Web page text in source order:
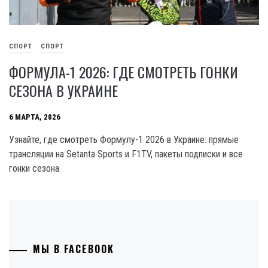
СПОРТ СПОРТ
ФОРМУЛА-1 2026: ГДЕ СМОТРЕТЬ ГОНКИ
СЕЗОНА В УКРАИНЕ
6 МАРТА, 2026
Узнайте, где смотреть Формулу-1 2026 в Украине: прямые
трансляции на Setanta Sports и F1TV, пакеты подписки и все
гонки сезона.
МЫ В FACEBOOK